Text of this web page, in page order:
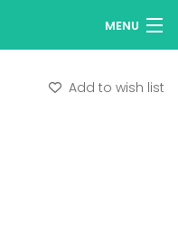
MENU
Add to wish list